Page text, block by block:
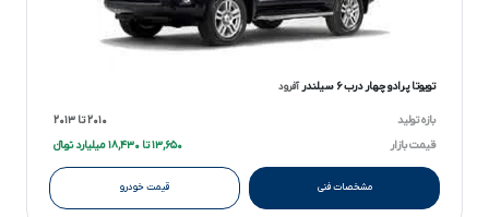
تویوتا پرادو چهار درب ۶ سیلندر آفرود
بازه تولید
۲۰۱۰ تا ۲۰۱۳
قیمت بازار
۱۳,۶۵۰ تا ۱۸,۴۳۰ میلیارد تومانءءء
مشخصات فنی قیمت خودرو